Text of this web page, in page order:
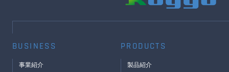
BUSINESS PRODUCTS
事業紹介
製品紹介